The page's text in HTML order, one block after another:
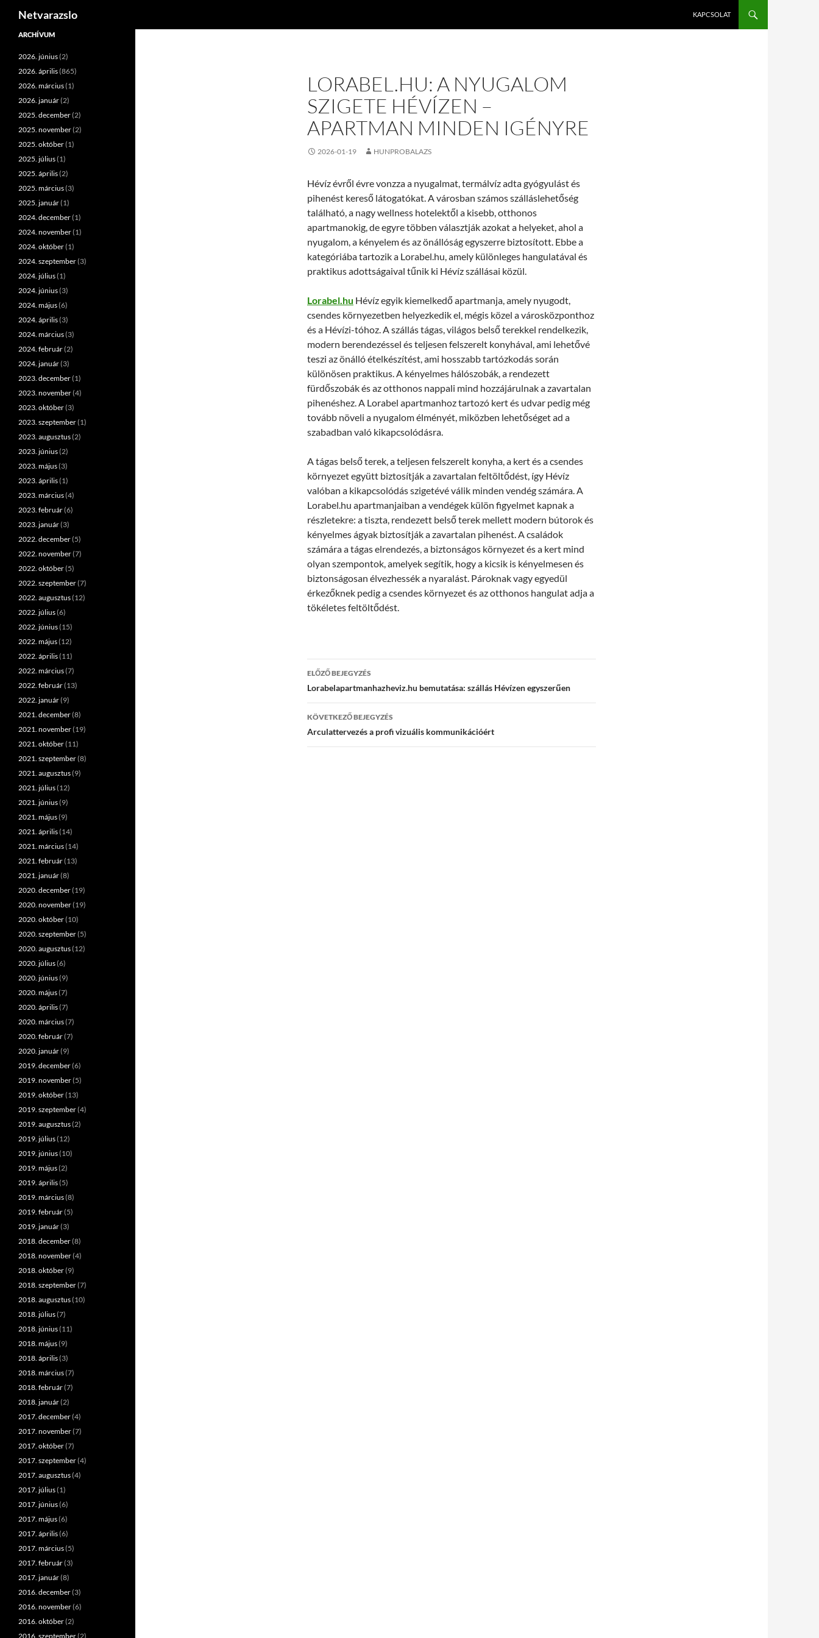
Kilépés
Netvarazslo KAPCSOLAT
LORABEL.HU: A NYUGALOM
SZIGETE HÉVÍZEN –
APARTMAN MINDEN IGÉNYRE
2026-01-19 HUNPROBALAZS
Hévíz évről évre vonzza a nyugalmat, termálvíz adta gyógyulást és
pihenést kereső látogatókat. A városban számos szálláslehetőség
található, a nagy wellness hotelektől a kisebb, otthonos
apartmanokig, de egyre többen választják azokat a helyeket, ahol a
nyugalom, a kényelem és az önállóság egyszerre biztosított. Ebbe a
kategóriába tartozik a Lorabel.hu, amely különleges hangulatával és
praktikus adottságaival tűnik ki Hévíz szállásai közül.
Lorabel.hu Hévíz egyik kiemelkedő apartmanja, amely nyugodt,
csendes környezetben helyezkedik el, mégis közel a városközponthoz
és a Hévízi-tóhoz. A szállás tágas, világos belső terekkel rendelkezik,
modern berendezéssel és teljesen felszerelt konyhával, ami lehetővé
teszi az önálló ételkészítést, ami hosszabb tartózkodás során
különösen praktikus. A kényelmes hálószobák, a rendezett
fürdőszobák és az otthonos nappali mind hozzájárulnak a zavartalan
pihenéshez. A Lorabel apartmanhoz tartozó kert és udvar pedig még
tovább növeli a nyugalom élményét, miközben lehetőséget ad a
szabadban való kikapcsolódásra.
A tágas belső terek, a teljesen felszerelt konyha, a kert és a csendes
környezet együtt biztosítják a zavartalan feltöltődést, így Hévíz
valóban a kikapcsolódás szigetévé válik minden vendég számára. A
Lorabel.hu apartmanjaiban a vendégek külön figyelmet kapnak a
részletekre: a tiszta, rendezett belső terek mellett modern bútorok és
kényelmes ágyak biztosítják a zavartalan pihenést. A családok
számára a tágas elrendezés, a biztonságos környezet és a kert mind
olyan szempontok, amelyek segítik, hogy a kicsik is kényelmesen és
biztonságosan élvezhessék a nyaralást. Pároknak vagy egyedül
érkezőknek pedig a csendes környezet és az otthonos hangulat adja a
tökéletes feltöltődést.
Bejegyzés
navigáció
ELŐZŐ BEJEGYZÉS
Lorabelapartmanhazheviz.hu bemutatása: szállás Hévízen egyszerűen
KÖVETKEZŐ BEJEGYZÉS
Arculattervezés a profi vizuális kommunikációért
ARCHÍVUM
2026. június(2)
2026. április(865)
2026. március(1)
2026. január(2)
2025. december(2)
2025. november(2)
2025. október(1)
2025. július(1)
2025. április(2)
2025. március(3)
2025. január(1)
2024. december(1)
2024. november(1)
2024. október(1)
2024. szeptember(3)
2024. július(1)
2024. június(3)
2024. május(6)
2024. április(3)
2024. március(3)
2024. február(2)
2024. január(3)
2023. december(1)
2023. november(4)
2023. október(3)
2023. szeptember(1)
2023. augusztus(2)
2023. június(2)
2023. május(3)
2023. április(1)
2023. március(4)
2023. február(6)
2023. január(3)
2022. december(5)
2022. november(7)
2022. október(5)
2022. szeptember(7)
2022. augusztus(12)
2022. július(6)
2022. június(15)
2022. május(12)
2022. április(11)
2022. március(7)
2022. február(13)
2022. január(9)
2021. december(8)
2021. november(19)
2021. október(11)
2021. szeptember(8)
2021. augusztus(9)
2021. július(12)
2021. június(9)
2021. május(9)
2021. április(14)
2021. március(14)
2021. február(13)
2021. január(8)
2020. december(19)
2020. november(19)
2020. október(10)
2020. szeptember(5)
2020. augusztus(12)
2020. július(6)
2020. június(9)
2020. május(7)
2020. április(7)
2020. március(7)
2020. február(7)
2020. január(9)
2019. december(6)
2019. november(5)
2019. október(13)
2019. szeptember(4)
2019. augusztus(2)
2019. július(12)
2019. június(10)
2019. május(2)
2019. április(5)
2019. március(8)
2019. február(5)
2019. január(3)
2018. december(8)
2018. november(4)
2018. október(9)
2018. szeptember(7)
2018. augusztus(10)
2018. július(7)
2018. június(11)
2018. május(9)
2018. április(3)
2018. március(7)
2018. február(7)
2018. január(2)
2017. december(4)
2017. november(7)
2017. október(7)
2017. szeptember(4)
2017. augusztus(4)
2017. július(1)
2017. június(6)
2017. május(6)
2017. április(6)
2017. március(5)
2017. február(3)
2017. január(8)
2016. december(3)
2016. november(6)
2016. október(2)
2016. szeptember(2)